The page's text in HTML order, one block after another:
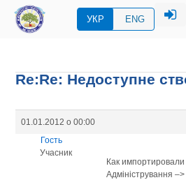
УКР ENG
Re:Re: Недоступне
01.01.2012 о 00:00
Гость
Учасник
Как
Адміністрування